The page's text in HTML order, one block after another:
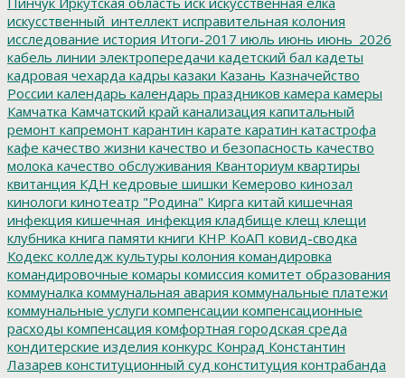
искусственный_интеллект исправительная колония
исследование история Итоги-2017 июль июнь июнь_2026
кабель линии электропередачи кадетский бал кадеты
кадровая чехарда кадры казаки Казань Казначейство
России календарь календарь праздников камера камеры
Камчатка Камчатский край канализация капитальный
ремонт капремонт карантин карате каратин катастрофа
кафе качество жизни качество и безопасность качество
молока качество обслуживания Кванториум квартиры
квитанция КДН кедровые шишки Кемерово кинозал
кинологи кинотеатр "Родина" Кирга китай кишечная
инфекция кишечная_инфекция кладбище клещ клещи
клубника книга памяти книги КНР КоАП ковид-сводка
Кодекс колледж культуры колония командировка
командировочные комары комиссия комитет образования
коммуналка коммунальная авария коммунальные платежи
коммунальные услуги компенсации компенсационные
расходы компенсация комфортная городская среда
кондитерские изделия конкурс Конрад Константин
Лазарев конституционный суд конституция контрабанда